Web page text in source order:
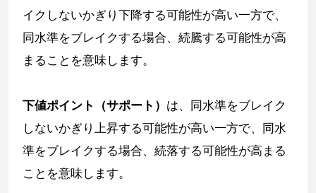
イクしないかぎり下降する可能性が高い一方で、
同水準をブレイクする場合、続騰する可能性が高
まることを意味します。
下値ポイント（サポート） は、同水準をブレイク
しないかぎり上昇する可能性が高い一方で、同水
準をブレイクする場合、続落する可能性が高まる
ことを意味します。